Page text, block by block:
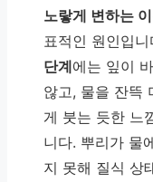
노랗게 변하는
표적인 원인입
단계에는 잎이
않고, 물을 잔뜩
게 붓는 듯한 느
니다. 뿌리가 물
지 못해 질식 상